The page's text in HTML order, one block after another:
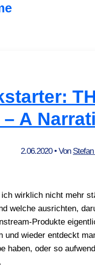
– A
2.06.2020• Von
wirk­lich nicht mehr
wel­che aus­rich­ten,
Pro­duk­te
und wie­der ent­deckt
haben, oder so